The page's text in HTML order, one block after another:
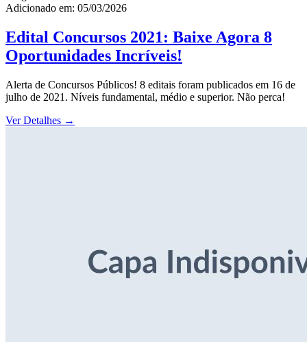
Adicionado em: 05/03/2026
Edital Concursos 2021: Baixe Agora 8
Oportunidades Incríveis!
Alerta de Concursos Públicos! 8 editais foram publicados em 16 de
julho de 2021. Níveis fundamental, médio e superior. Não perca!
Ver Detalhes →